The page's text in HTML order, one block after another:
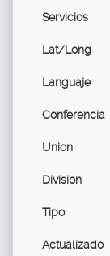
Servicios
Lat/Long
Languaje
Conferencia
Union
Division
Tipo
Actualizado